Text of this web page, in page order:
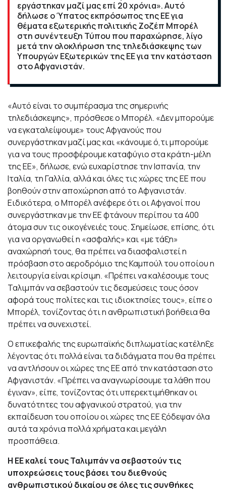
εργάστηκαν μαζί μας επί 20 χρόνια». Αυτό
δήλωσε ο Ύπατος εκπρόσωπος της ΕΕ για
θέματα εξωτερικής πολιτικής Ζοζέπ Μπορέλ
στη συνέντευξη Τύπου που παραχώρησε, λίγο
μετά την ολοκλήρωση της τηλεδιάσκεψης των
Υπουργών Εξωτερικών της ΕΕ για την κατάσταση
στο Αφγανιστάν.
«Αυτό είναι το συμπέρασμα της σημερινής
τηλεδιάσκεψης», πρόσθεσε ο Μπορέλ. «Δεν μπορούμε
να εγκαταλείψουμε» τους Αφγανούς που
συνεργάστηκαν μαζί μας και «κάνουμε ό,τι μπορούμε
για να τους προσφέρουμε καταφύγιο στα κράτη-μέλη
της ΕΕ», δήλωσε, ενώ ευχαρίστησε την Ισπανία, την
Ιταλία, τη Γαλλία, αλλά και όλες τις χώρες της ΕΕ που
βοηθούν στην αποχώρηση από το Αφγανιστάν.
Ειδικότερα, ο Μπορέλ ανέφερε ότι οι Αφγανοί που
συνεργάστηκαν με την ΕΕ φτάνουν περίπου τα 400
άτομα συν τις οικογένειές τους. Σημείωσε, επίσης, ότι
για να οργανωθεί η «ασφαλής» και «με τάξη»
αναχώρησή τους, θα πρέπει να διασφαλιστεί η
πρόσβαση στο αεροδρόμιο της Καμπούλ του οποίου η
λειτουργία είναι κρίσιμη. «Πρέπει να καλέσουμε τους
Ταλιμπάν να σεβαστούν τις δεσμεύσεις τους όσον
αφορά τους πολίτες και τις ιδιοκτησίες τους», είπε ο
Μπορέλ, τονίζοντας ότι η ανθρωπιστική βοήθεια θα
πρέπει να συνεχιστεί.
Ο επικεφαλής της ευρωπαϊκής διπλωματίας κατέληξε
λέγοντας ότι πολλά είναι τα διδάγματα που θα πρέπει
να αντλήσουν οι χώρες της ΕΕ από την κατάσταση στο
Αφγανιστάν. «Πρέπει να αναγνωρίσουμε τα λάθη που
έγιναν», είπε, τονίζοντας ότι υπερεκτιμήθηκαν οι
δυνατότητες του αφγανικού στρατού, για την
εκπαίδευση του οποίου οι χώρες της ΕΕ ξόδεψαν όλα
αυτά τα χρόνια πολλά χρήματα και μεγάλη
προσπάθεια.
Η ΕΕ καλεί τους Ταλιμπάν να σεβαστούν τις
υποχρεώσεις τους βάσει του διεθνούς
ανθρωπιστικού δικαίου σε όλες τις συνθήκες